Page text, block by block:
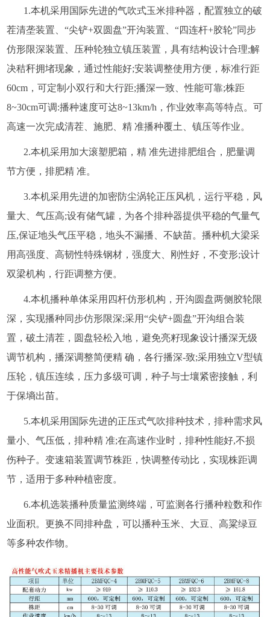
1.本机采用国际先进的气吹式玉米排种器，配置独立的破
茬清垄装置、“尖铲+双圆盘”开沟装置、“四连杆+胶轮”同步
仿形限深装置、压种轮独立镇压装置，具有结构设计合理;解
决秸秆拥堵现象，通过性能好;安装调整使用方便，标准行距
60cm，可定制小双行和大行距;播深一致、性能可靠;株距
8~30cm可调:播种速度可达8~13km/h，作业效率高等特点。可
高速一次完成清茬、施肥、精 准播种覆土、镇压等作业。
2.本机采用加大滚塑肥箱，精 准先进排肥组合，肥量调
节方便，排肥精 准。
3.本机采用先进的加密防尘涡轮正压风机，运行平稳，风
量大、气压高;设有储气罐，为各个排种器提供平稳的气量气
压,保证地头气压平稳，地头不漏播、不缺苗。播种机大梁采
用高强度、高韧性特殊钢材，强度大、刚性好，不变形;设计
双梁机构，行距调整方便。
4.本机播种单体采用四杆仿形机构，开沟圆盘两侧胶轮限
深，实现播种同步仿形限深;采用“尖铲+圆盘”开沟组合装
置，破土清茬，圆盘轻松入地，避免亮籽现象设计播深无级
调节机构，播深调整简便精 确，各行播深-致;采用独立V型镇
压轮，镇压连续，压力多级可调，种子与士壤紧密接触，利
于保墒出苗。
5.本机采用国际先进的正压式气吹排种技术，排种需求风
量小、气压低，排种精 准;在高速作业时，排种性能好,不损
伤种子。变速箱装置调节株距，快调整传动比，实现株距调
节，适用于多种种植密度。
6.本机选装播种质量监测终端，可监测各行播种粒数和作
业面积。更换不同排种盘，可以播种玉米、大豆、高粱绿豆
等多种农作物。